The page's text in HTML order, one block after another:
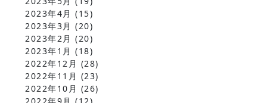
2023年4月 (15)
2023年3月 (20)
2023年2月 (20)
2023年1月 (18)
2022年12月 (28)
2022年11月 (23)
2022年10月 (26)